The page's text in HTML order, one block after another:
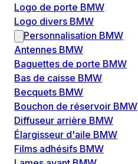
Logo de porte BMW
Logo divers BMW
Personnalisation BMW
Antennes BMW
Baguettes de porte BMW
Bas de caisse BMW
Becquets BMW
Bouchon de réservoir BMW
Diffuseur arrière BMW
Élargisseur d'aile BMW
Films adhésifs BMW